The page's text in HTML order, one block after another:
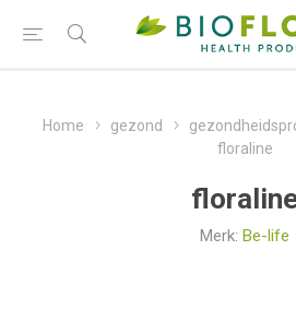
Home gezond
floraline
Merk: Be-life